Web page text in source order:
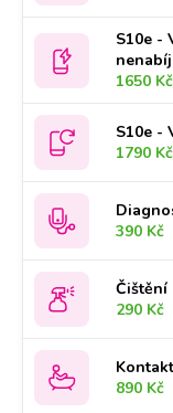
S10e -
1650 Kč
S10e -
1790 Kč
390 Kč
290 Kč
890 Kč